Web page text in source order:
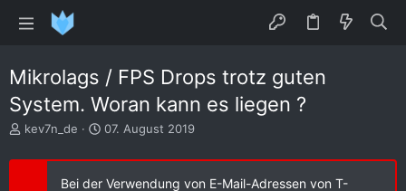
Mikrolags / FPS Drops trotz guten
System. Woran kann es liegen ?
E
s
kev7n_de
E
s
t
07. August 2019
Bei der Verwendung von E-Mail-Adressen von T-